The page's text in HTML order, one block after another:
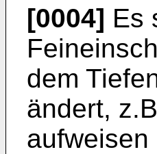
[0004] Es
dem
ändert,